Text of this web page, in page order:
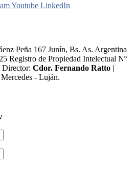
Youtube LinkedIn
Peña 167 Junín, Bs. As. Argentina
Registro de Propiedad Intelectual Nº
Director:​ Cdor. Fernando Ratto |
- Luján.